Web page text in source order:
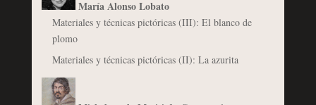
María Alonso Lobato
Materiales y técnicas pictóricas (III): El blanco de
plomo
Materiales y técnicas pictóricas (II): La azurita